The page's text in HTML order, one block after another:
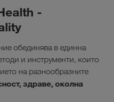
-
обединява в единна
и инструменти, които
на разнообразните
здраве, околна